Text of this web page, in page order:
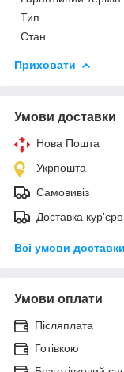
Тип
Стан
Приховати
Умови доставки
Нова Пошта
Укрпошта
Самовивіз
Доставка
Всі умови доставки
Умови оплати
Післяплата
Готівкою